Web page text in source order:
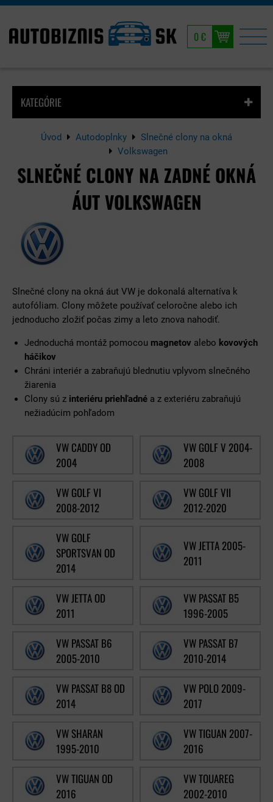
0 €
Úvod Autodoplnky
Slnečné clony na okná
Volkswagen
SLNEČNÉ CLONY NA ZADNÉ OKNÁ
ÁUT VOLKSWAGEN
KATEGÓRIE
Slnečné clony na okná áut VW je dokonalá alternatíva k
autofóliam. Clony môžete používať celoročne alebo ich
jednoducho zložiť počas zimy a leto znova nahodiť.
Jednoduchá montáž pomocou magnetov alebo kovových
háčikov
Chráni interiér a zabraňujú blednutiu vplyvom slnečného
žiarenia
Clony sú z interiéru priehľadné a z exteriéru zabraňujú
nežiadúcim pohľadom
VW CADDY OD
2004
VW GOLF V 2004-
2008
VW GOLF VI
2008-2012
VW GOLF VII
2012-2020
VW GOLF
SPORTSVAN OD
2014
VW JETTA 2005-
2011
VW JETTA OD
2011
VW PASSAT B5
1996-2005
VW PASSAT B6
2005-2010
VW PASSAT B7
2010-2014
VW PASSAT B8 OD
2014
VW POLO 2009-
2017
VW SHARAN
1995-2010
VW TIGUAN 2007-
2016
VW TIGUAN OD
2016
VW TOUAREG
2002-2010